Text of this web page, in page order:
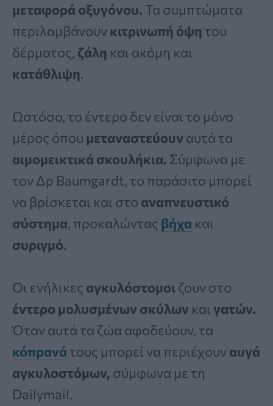
μεταφορά οξυγόνου. Τα συμπτώματα
περιλαμβάνουν κιτρινωπή όψη του
δέρματος, ζάλη και ακόμη και
κατάθλιψη.
Ωστόσο, το έντερο δεν είναι το μόνο
μέρος όπου μεταναστεύουν αυτά τα
αιμομεικτικά σκουλήκια. Σύμφωνα με
τον Δρ Baumgardt, το παράσιτο μπορεί
να βρίσκεται και στο αναπνευστικό
σύστημα, προκαλώντας βήχα και
συριγμό.
Οι ενήλικες αγκυλόστομοιζουν στο
έντερο μολυσμένων σκύλων και γατών.
Όταν αυτά τα ζώα αφοδεύουν, τα
κόπρανά τους μπορεί να περιέχουν αυγά
αγκυλοστόμων, σύμφωνα με τη
Dailymail.